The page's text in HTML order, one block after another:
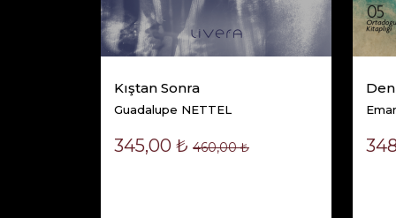
Kıştan Sonra
Guadalupe NETTEL
345,00 ₺ 460,00 ₺